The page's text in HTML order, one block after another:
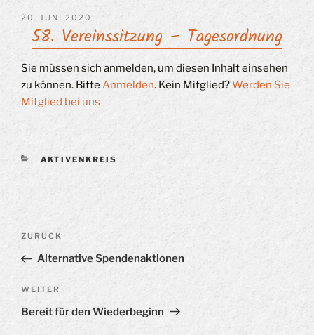
VERÖFFENTLICHT
AM
20. JUNI 2020
58. Vereinssitzung – Tagesordnung
Sie müssen sich anmelden, um diesen Inhalt einsehen
zu können. Bitte Anmelden. Kein Mitglied?Werden Sie
Mitglied bei uns
KATEGORIEN
AKTIVENKREIS
Beitragsnavigation
Vorheriger
Beitrag
ZURÜCK
Alternative Spendenaktionen
Nächster
Beitrag
WEITER
Bereit für den Wiederbeginn